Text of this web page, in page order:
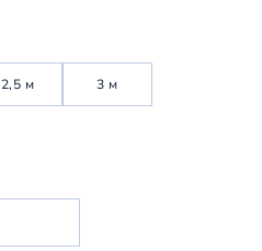
2,5 м 3 м